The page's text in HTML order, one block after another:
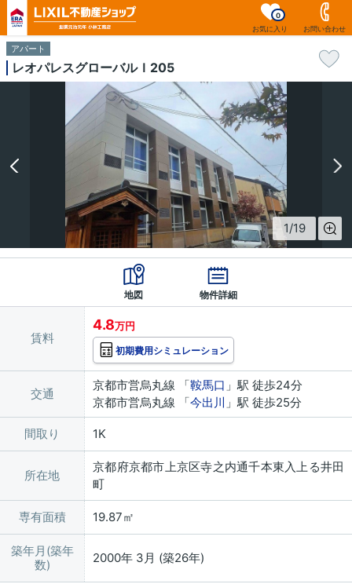
お気に入り
0
お問い合わせ
アパート
レオパレスグローバルＩ205
1/19
地図 物件詳細
賃料
4.8万円
初期費用シミュレーション
交通
京都市営烏丸線 「鞍馬口 」駅 徒歩24分
京都市営烏丸線 「今出川 」駅 徒歩25分
間取り 1K
所在地
京都府京都市上京区寺之内通千本東入上る井田
町
専有面積 19.87㎡
築年月(築年
数)
2000年 3月 (築26年)